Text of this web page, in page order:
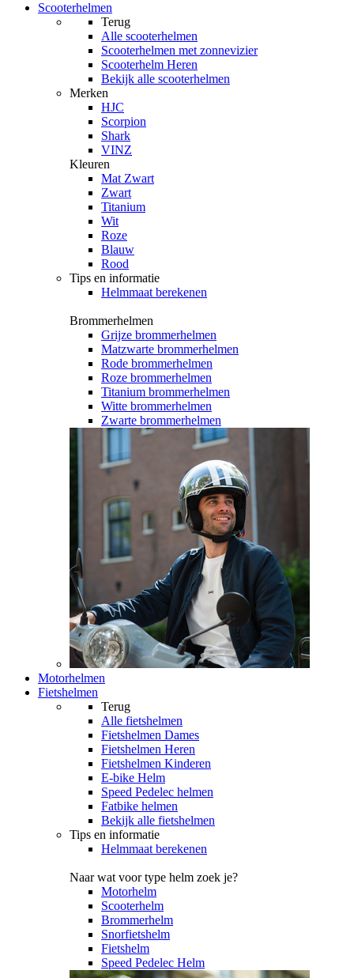
Scooterhelmen
Terug
Alle scooterhelmen
Scooterhelmen met zonnevizier
Scooterhelm Heren
Bekijk alle scooterhelmen
Merken
HJC
Scorpion
Shark
VINZ
Kleuren
Mat Zwart
Zwart
Titanium
Wit
Roze
Blauw
Rood
Tips en informatie
Helmmaat berekenen
Brommerhelmen
Grijze brommerhelmen
Matzwarte brommerhelmen
Rode brommerhelmen
Roze brommerhelmen
Titanium brommerhelmen
Witte brommerhelmen
Zwarte brommerhelmen
Motorhelmen
Fietshelmen
Terug
Alle fietshelmen
Fietshelmen Dames
Fietshelmen Heren
Fietshelmen Kinderen
E-bike Helm
Speed Pedelec helmen
Fatbike helmen
Bekijk alle fietshelmen
Tips en informatie
Helmmaat berekenen
Naar wat voor type helm zoek je?
Motorhelm
Scooterhelm
Brommerhelm
Snorfietshelm
Fietshelm
Speed Pedelec Helm